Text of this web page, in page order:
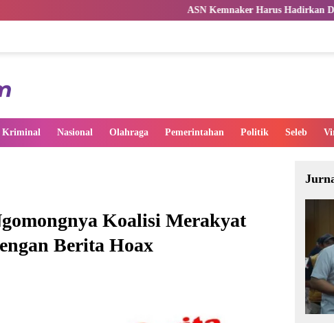
ASN Kemnaker Harus Hadirkan Dampak Nyata bagi
Kriminal Nasional Olahraga Pemerintahan Politik Seleb
Koalisi Merakyat
Berita Hoax